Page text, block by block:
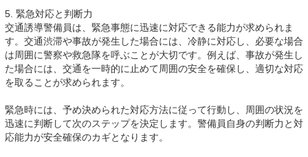
5. 緊急対応と判断力
交通誘導警備員は、緊急事態に迅速に対応できる能力が求められま
す。交通渋滞や事故が発生した場合には、冷静に対応し、必要な場合
は周囲に警察や救急隊を呼ぶことが大切です。例えば、事故が発生し
た場合には、交通を一時的に止めて周囲の安全を確保し、適切な対応
を取ることが求められます。
緊急時には、予め決められた対応方法に従って行動し、周囲の状況を
迅速に判断して次のステップを決定します。警備員自身の判断力と対
応能力が安全確保のカギとなります。